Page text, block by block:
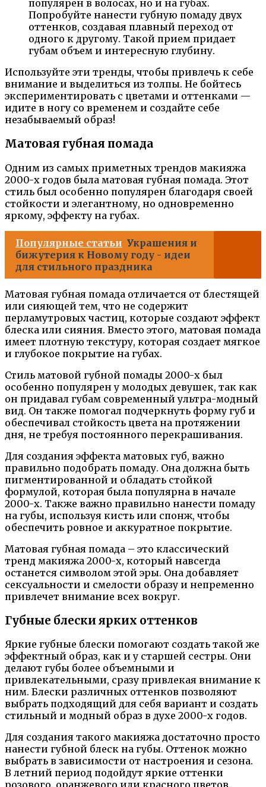
популярен в волосах, но и на губах.
Попробуйте нанести губную помаду двух
оттенков, создавая плавный переход от
одного к другому. Такой прием придает
губам объем и интересную глубину.
Используйте эти тренды, чтобы привлечь к себе
внимание и выделиться из толпы. Не бойтесь
экспериментировать с цветами и оттенками —
идите в ногу со временем и создайте себе
незабываемый образ!
Матовая губная помада
Одним из самых приметных трендов макияжа
2000-х годов была матовая губная помада. Этот
стиль был особенно популярен благодаря своей
стойкости и элегантному, но одновременно
яркому, эффекту на губах.
Популярные статьи Украшения и
бижутерия к Новому году - идеи
для стильного праздника
Матовая губная помада отличается от блестящей
или сияющей тем, что не содержит
перламутровых частиц, которые создают эффект
блеска или сияния. Вместо этого, матовая помада
имеет плотную текстуру, которая создает мягкое
и глубокое покрытие на губах.
Стиль матовой губной помады 2000-х был
особенно популярен у молодых девушек, так как
он придавал губам современный ультра-модный
вид. Он также помогал подчеркнуть форму губ и
обеспечивал стойкость цвета на протяжении
дня, не требуя постоянного перекрашивания.
Для создания эффекта матовых губ, важно
правильно подобрать помаду. Она должна быть
пигментированной и обладать стойкой
формулой, которая была популярна в начале
2000-х. Также важно правильно нанести помаду
на губы, используя кисть или спонж, чтобы
обеспечить ровное и аккуратное покрытие.
Матовая губная помада – это классический
тренд макияжа 2000-х, который навсегда
останется символом этой эры. Она добавляет
сексуальности и смелости образу и непременно
привлечет внимание всех вокруг.
Губные блески ярких оттенков
Яркие губные блески помогают создать такой же
эффектный образ, как и у старшей сестры. Они
делают губы более объемными и
привлекательными, сразу привлекая внимание к
ним. Блески различных оттенков позволяют
выбрать подходящий для себя вариант и создать
стильный и модный образ в духе 2000-х годов.
Для создания такого макияжа достаточно просто
нанести губной блеск на губы. Оттенок можно
выбрать в зависимости от настроения и сезона.
В летний период подойдут яркие оттенки